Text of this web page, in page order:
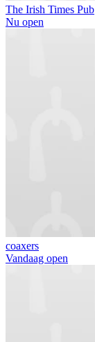
The Irish Times Pub
Nu open
coaxers
Vandaag open